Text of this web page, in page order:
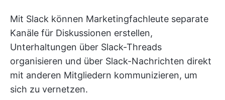
Mit Slack können Marketingfachleute separate
Kanäle für Diskussionen erstellen,
Unterhaltungen über Slack-Threads
organisieren und über Slack-Nachrichten direkt
mit anderen Mitgliedern kommunizieren, um
sich zu vernetzen.